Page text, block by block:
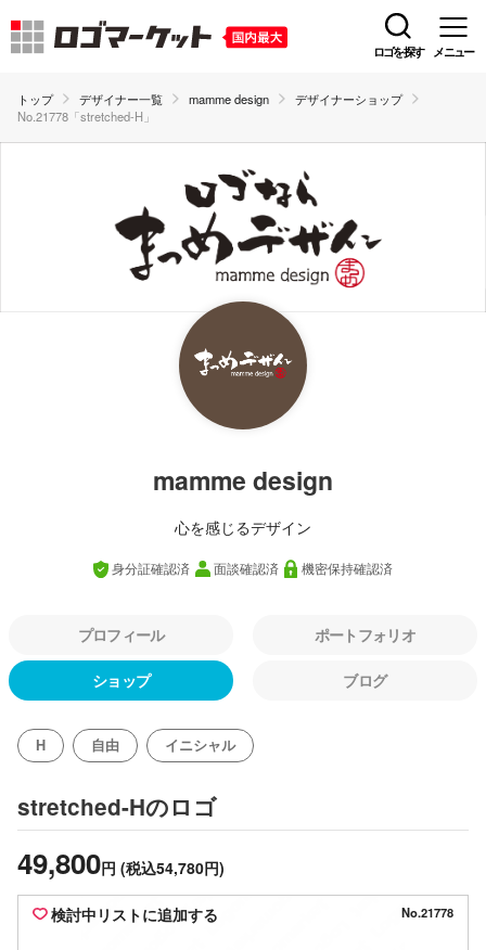
ロゴを探す メニュー
トップ デザイナー一覧 mamme design
デザイナーショップ
No.21778「stretched-H」
mamme design
心を感じるデザイン
身分証確認済 面談確認済 機密保持確認済
プロフィール ポートフォリオ
ショップ ブログ
H 自由 イニシャル
stretched-Hのロゴ
49,800円 (税込54,780円)
検討中リストに追加する No.21778